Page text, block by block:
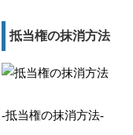
抵当権の抹消方法
-抵当権の抹消方法-